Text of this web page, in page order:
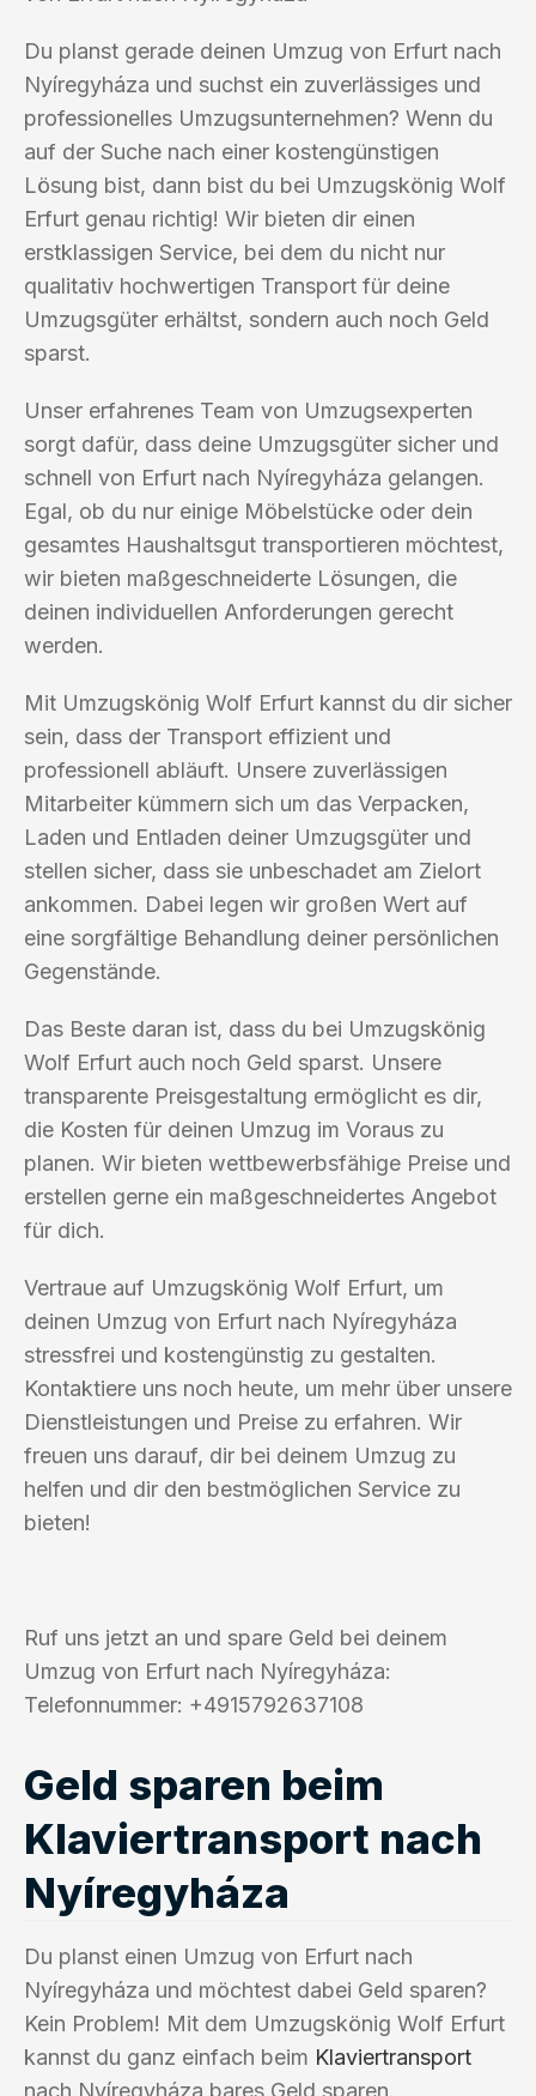
Du planst gerade deinen Umzug von Erfurt nach
Nyíregyháza und suchst ein zuverlässiges und
professionelles Umzugsunternehmen? Wenn du
auf der Suche nach einer kostengünstigen
Lösung bist, dann bist du bei Umzugskönig Wolf
Erfurt genau richtig! Wir bieten dir einen
erstklassigen Service, bei dem du nicht nur
qualitativ hochwertigen Transport für deine
Umzugsgüter erhältst, sondern auch noch Geld
sparst.
Unser erfahrenes Team von Umzugsexperten
sorgt dafür, dass deine Umzugsgüter sicher und
schnell von Erfurt nach Nyíregyháza gelangen.
Egal, ob du nur einige Möbelstücke oder dein
gesamtes Haushaltsgut transportieren möchtest,
wir bieten maßgeschneiderte Lösungen, die
deinen individuellen Anforderungen gerecht
werden.
Mit Umzugskönig Wolf Erfurt kannst du dir sicher
sein, dass der Transport effizient und
professionell abläuft. Unsere zuverlässigen
Mitarbeiter kümmern sich um das Verpacken,
Laden und Entladen deiner Umzugsgüter und
stellen sicher, dass sie unbeschadet am Zielort
ankommen. Dabei legen wir großen Wert auf
eine sorgfältige Behandlung deiner persönlichen
Gegenstände.
Das Beste daran ist, dass du bei Umzugskönig
Wolf Erfurt auch noch Geld sparst. Unsere
transparente Preisgestaltung ermöglicht es dir,
die Kosten für deinen Umzug im Voraus zu
planen. Wir bieten wettbewerbsfähige Preise und
erstellen gerne ein maßgeschneidertes Angebot
für dich.
Vertraue auf Umzugskönig Wolf Erfurt, um
deinen Umzug von Erfurt nach Nyíregyháza
stressfrei und kostengünstig zu gestalten.
Kontaktiere uns noch heute, um mehr über unsere
Dienstleistungen und Preise zu erfahren. Wir
freuen uns darauf, dir bei deinem Umzug zu
helfen und dir den bestmöglichen Service zu
bieten!
Ruf uns jetzt an und spare Geld bei deinem
Umzug von Erfurt nach Nyíregyháza:
Telefonnummer: +4915792637108
Geld sparen beim
Klaviertransport nach
Nyíregyháza
Du planst einen Umzug von Erfurt nach
Nyíregyháza und möchtest dabei Geld sparen?
Kein Problem! Mit dem Umzugskönig Wolf Erfurt
kannst du ganz einfach beim Klaviertransport
nach Nyíregyháza bares Geld sparen.